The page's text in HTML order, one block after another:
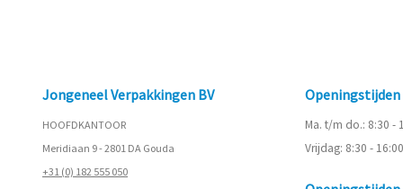
Jongeneel Verpakkingen BV
HOOFDKANTOOR
Meridiaan 9 - 2801 DA Gouda
+31 (0) 182 555 050
Openingstijden
Ma. t/m do.: 8:30 -
Vrijdag: 8:30 -